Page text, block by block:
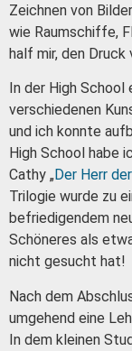
Zeichnen von
wie Raumschiffe,
half mir, den
In der High
verschiedenen
und ich konnte
High School habe
Cathy „Der Herr
Trilogie wurde zu
befriedigendem
Schöneres als
nicht gesucht hat!
Nach dem
umgehend eine
In dem kleinen